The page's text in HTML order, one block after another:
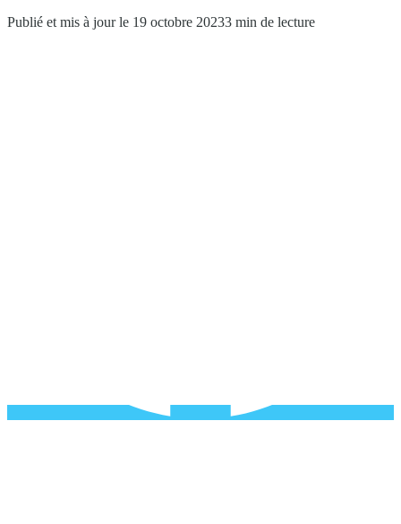
Publié et mis à jour le 19 octobre 20233 min de lecture